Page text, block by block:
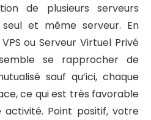
de plusieurs serveurs
et même serveur. En
ou Serveur Virtuel Privé
se rapprocher de
sauf qu’ici, chaque
ce qui est très favorable
activité. Point positif, votre